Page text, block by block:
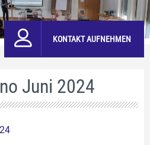
KONTAKT AUFNEHMEN
Juni 2024